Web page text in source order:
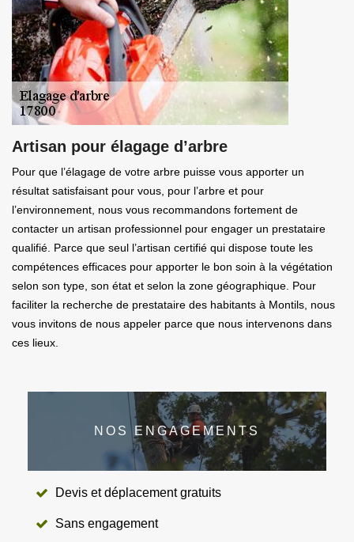
Artisan pour élagage d’arbre
Pour que l’élagage de votre arbre puisse vous apporter un
résultat satisfaisant pour vous, pour l’arbre et pour
l’environnement, nous vous recommandons fortement de
contacter un artisan professionnel pour engager un prestataire
qualifié. Parce que seul l’artisan certifié qui dispose toute les
compétences efficaces pour apporter le bon soin à la végétation
selon son type, son état et selon la zone géographique. Pour
faciliter la recherche de prestataire des habitants à Montils, nous
vous invitons de nous appeler parce que nous intervenons dans
ces lieux.
NOS ENGAGEMENTS
Devis et déplacement gratuits
Sans engagement